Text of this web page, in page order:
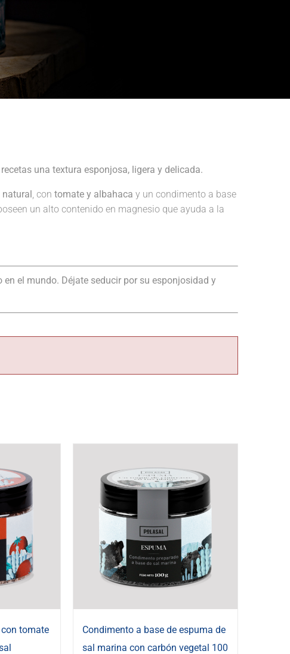
una textura esponjosa, ligera y delicada.
natural, con tomate y albahaca y un condimento a base
un alto contenido en magnesio que ayuda a la
el mundo. Déjate seducir por su esponjosidad y
tomate
Condimento a base de espuma de
sal marina con carbón vegetal 100